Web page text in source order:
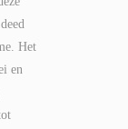
Het
en